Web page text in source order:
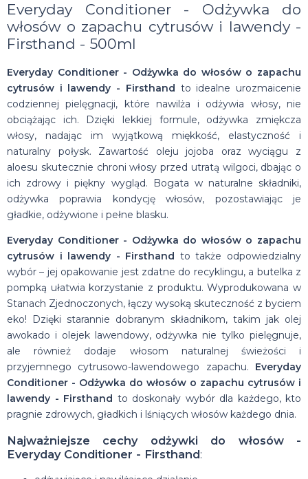
Everyday Conditioner - Odżywka do
włosów o zapachu cytrusów i lawendy -
Firsthand - 500ml
Everyday Conditioner - Odżywka do włosów o zapachu
cytrusów i lawendy - Firsthand to idealne urozmaicenie
codziennej pielęgnacji, które nawilża i odżywia włosy, nie
obciążając ich. Dzięki lekkiej formule, odżywka zmiękcza
włosy, nadając im wyjątkową miękkość, elastyczność i
naturalny połysk. Zawartość oleju jojoba oraz wyciągu z
aloesu skutecznie chroni włosy przed utratą wilgoci, dbając o
ich zdrowy i piękny wygląd. Bogata w naturalne składniki,
odżywka poprawia kondycję włosów, pozostawiając je
gładkie, odżywione i pełne blasku.
Everyday Conditioner - Odżywka do włosów o zapachu
cytrusów i lawendy - Firsthand to także odpowiedzialny
wybór – jej opakowanie jest zdatne do recyklingu, a butelka z
pompką ułatwia korzystanie z produktu. Wyprodukowana w
Stanach Zjednoczonych, łączy wysoką skuteczność z byciem
eko! Dzięki starannie dobranym składnikom, takim jak olej
awokado i olejek lawendowy, odżywka nie tylko pielęgnuje,
ale również dodaje włosom naturalnej świeżości i
przyjemnego cytrusowo-lawendowego zapachu. Everyday
Conditioner - Odżywka do włosów o zapachu cytrusów i
lawendy - Firsthand to doskonały wybór dla każdego, kto
pragnie zdrowych, gładkich i lśniących włosów każdego dnia.
Najważniejsze cechy odżywki do włosów -
Everyday Conditioner - Firsthand: